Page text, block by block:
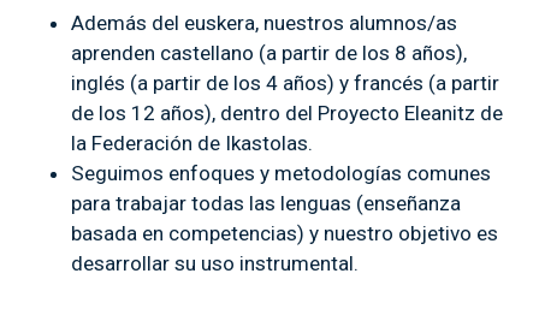
Además del euskera, nuestros alumnos/as
aprenden castellano (a partir de los 8 años),
inglés (a partir de los 4 años) y francés (a partir
de los 12 años), dentro del Proyecto Eleanitz de
la Federación de Ikastolas.
Seguimos enfoques y metodologías comunes
para trabajar todas las lenguas (enseñanza
basada en competencias) y nuestro objetivo es
desarrollar su uso instrumental.